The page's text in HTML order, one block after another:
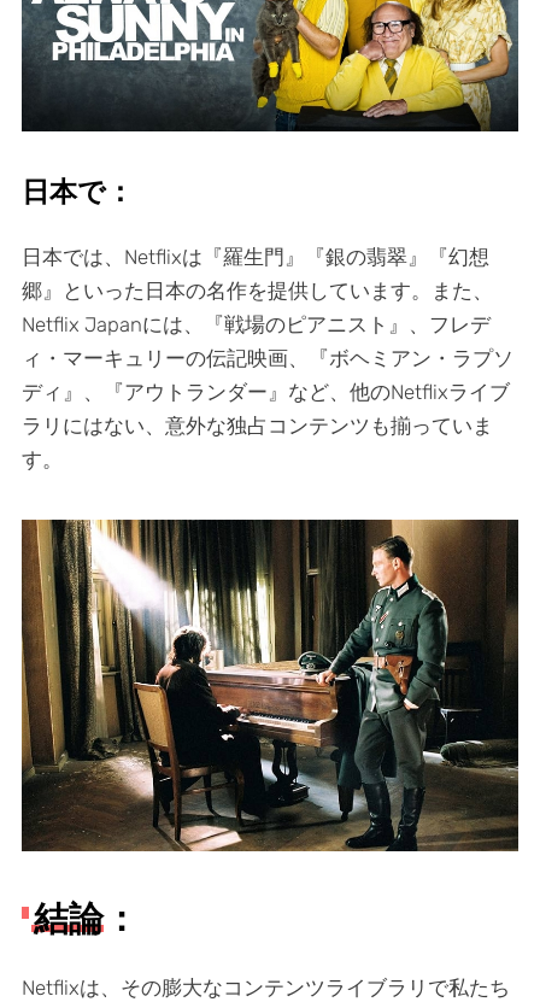
日本で：
日本では、Netflixは『羅生門』『銀の翡翠』『幻想
郷』といった日本の名作を提供しています。また、
Netflix Japanには、『戦場のピアニスト』、フレデ
ィ・マーキュリーの伝記映画、『ボヘミアン・ラプソ
ディ』、『アウトランダー』など、他のNetflixライブ
ラリにはない、意外な独占コンテンツも揃っていま
す。
結論：
Netflixは、その膨大なコンテンツライブラリで私たち